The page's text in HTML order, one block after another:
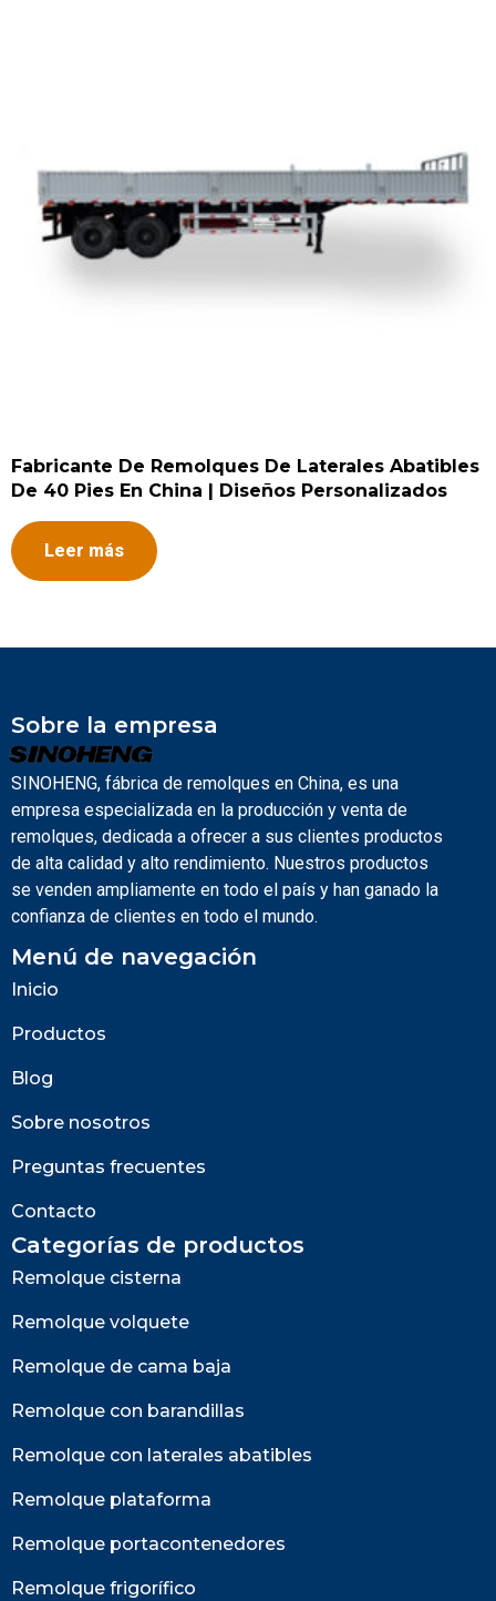
Fabricante De Remolques De Laterales Abatibles
De 40 Pies En China | Diseños Personalizados
Leer más
Sobre la empresa
SINOHENG, fábrica de remolques en China, es una
empresa especializada en la producción y venta de
remolques, dedicada a ofrecer a sus clientes productos
de alta calidad y alto rendimiento. Nuestros productos
se venden ampliamente en todo el país y han ganado la
confianza de clientes en todo el mundo.
Menú de navegación
Inicio
Productos
Blog
Sobre nosotros
Preguntas frecuentes
Contacto
Categorías de productos
Remolque cisterna
Remolque volquete
Remolque de cama baja
Remolque con barandillas
Remolque con laterales abatibles
Remolque plataforma
Remolque portacontenedores
Remolque frigorífico